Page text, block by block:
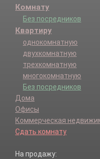
Комнату
Без посредников
Квартиру
однокомнатную
двухкомнатную
трехкомнатную
многокомнатную
Без посредников
Дома
Офисы
Коммерческая
Сдать комнату
На продажу: